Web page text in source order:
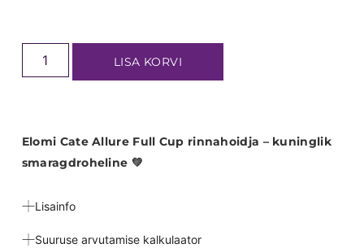
LISA KORVI
Elomi Cate Allure Full Cup rinnahoidja – kuninglik
smaragdroheline 💚
Lisainfo
Suuruse arvutamise kalkulaator